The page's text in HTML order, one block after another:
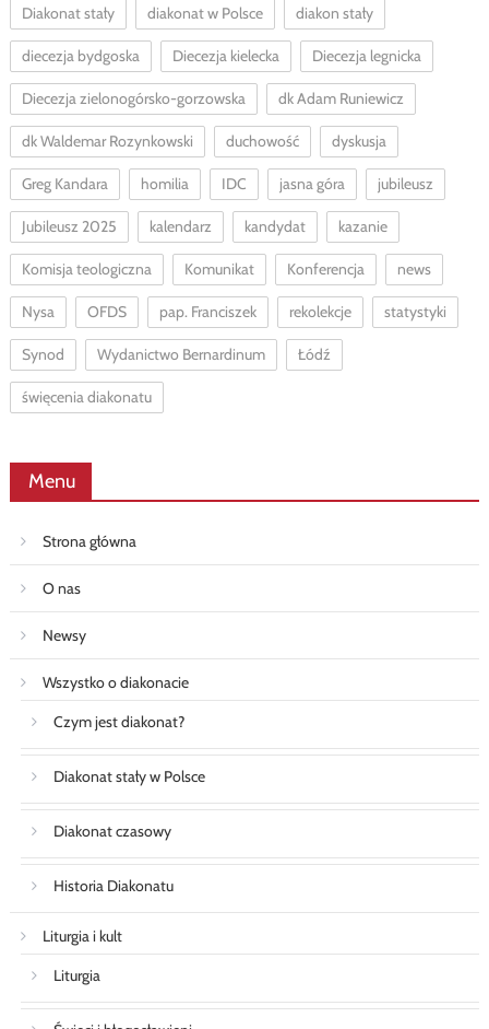
Diakonat stały diakonat w Polsce diakon stały
diecezja bydgoska Diecezja kielecka Diecezja legnicka
Diecezja zielonogórsko-gorzowska dk Adam Runiewicz
dk Waldemar Rozynkowski duchowość dyskusja
Greg Kandara homilia IDC jasna góra jubileusz
Jubileusz 2025 kalendarz kandydat kazanie
Komisja teologiczna Komunikat Konferencja news
Nysa OFDS pap. Franciszek rekolekcje statystyki
Synod Wydanictwo Bernardinum Łódź
święcenia diakonatu
Menu
Strona główna
O nas
Newsy
Wszystko o diakonacie
Czym jest diakonat?
Diakonat stały w Polsce
Diakonat czasowy
Historia Diakonatu
Liturgia i kult
Liturgia